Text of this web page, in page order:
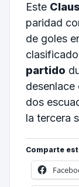
Este
paridad
de goles
partido
desenlace
dos
la tercera
Comparte